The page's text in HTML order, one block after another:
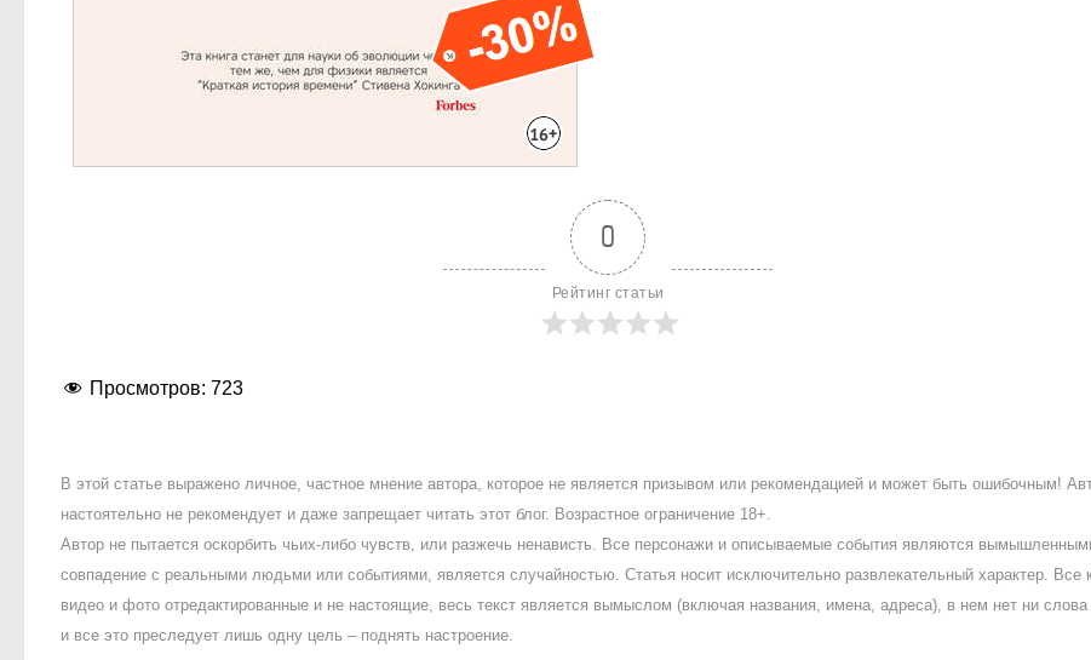
0
Рейтинг статьи
Просмотров: 723
В этой статье выражено личное, частное мнение автора, которое не является призывом или рекомендацией и может быть ошибочным!
настоятельно не рекомендует и даже запрещает читать этот блог. Возрастное ограничение 18+.
Автор не пытается оскорбить чьих-либо чувств, или разжечь ненависть. Все персонажи и описываемые события являются
совпадение с реальными людьми или событиями, является случайностью. Статья носит исключительно развлекательный характер. Все
видео и фото отредактированные и не настоящие, весь текст является вымыслом (включая названия, имена, адреса), в нем нет ни
и все это преследует лишь одну цель – поднять настроение.